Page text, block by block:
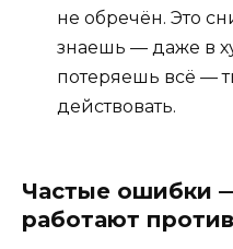
не обречён. Это
знаешь — даже в
потеряешь всё —
действовать.
Частые ошибки
работают